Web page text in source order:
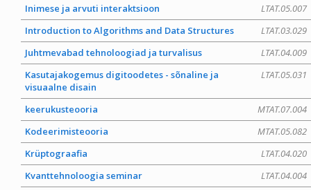
LTAT.05.007
Inimese ja arvuti interaktsioon
LTAT.03.029
Introduction to Algorithms and Data Structures
LTAT.04.009
Juhtmevabad tehnoloogiad ja turvalisus
LTAT.05.031
Kasutajakogemus digitoodetes - sõnaline ja
visuaalne disain
MTAT.07.004
keerukusteooria
MTAT.05.082
Kodeerimisteooria
LTAT.04.020
Krüptograafia
LTAT.04.004
Kvanttehnoloogia seminar